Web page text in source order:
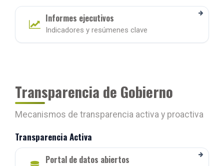
Informes ejecutivos
Indicadores y resúmenes clave
Transparencia de Gobierno
Mecanismos de transparencia activa y proactiva
Transparencia Activa
Portal de datos abiertos